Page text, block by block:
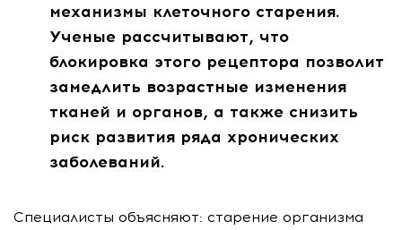
механизмы клеточного старения.
Ученые рассчитывают, что
блокировка этого рецептора позволит
замедлить возрастные изменения
тканей и органов, а также снизить
риск развития ряда хронических
заболеваний.
Специалисты объясняют: старение организма